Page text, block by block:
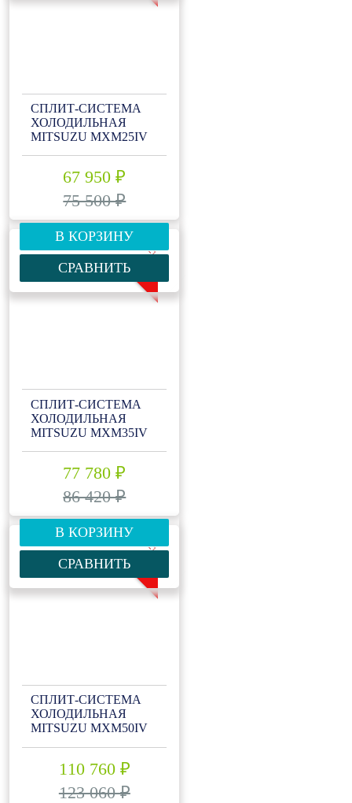
СПЛИТ-СИСТЕМА
ХОЛОДИЛЬНАЯ
MITSUZU MXM25IV
67 950 ₽
75 500 ₽
В КОРЗИНУ
СРАВНИТЬ
-10%
СПЛИТ-СИСТЕМА
ХОЛОДИЛЬНАЯ
MITSUZU MXM35IV
77 780 ₽
86 420 ₽
В КОРЗИНУ
СРАВНИТЬ
-10%
СПЛИТ-СИСТЕМА
ХОЛОДИЛЬНАЯ
MITSUZU MXM50IV
110 760 ₽
123 060 ₽